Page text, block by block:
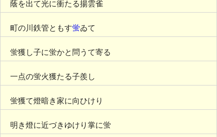
蔭を出て光に衝たる揚雲雀
町の川鉄管ともす蛍ゐて
蛍獲し子に蛍かと問うて寄る
一点の蛍火獲たる子羨し
蛍獲て燈暗き家に向ひけり
明き燈に近づきゆけり掌に蛍